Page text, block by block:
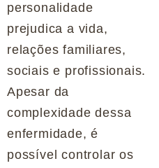
personalidade
prejudica a vida,
relações familiares,
sociais e profissionais.
Apesar da
complexidade dessa
enfermidade, é
possível controlar os